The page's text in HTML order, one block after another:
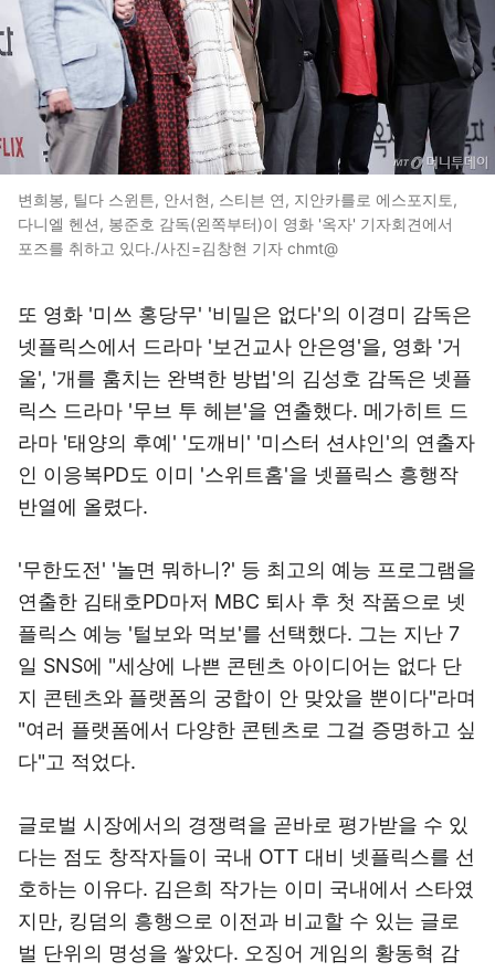
변희봉, 틸다 스윈튼, 안서현, 스티븐 연, 지안카를로 에스포지토,
다니엘 헨션, 봉준호 감독(왼쪽부터)이 영화 '옥자' 기자회견에서
포즈를 취하고 있다./사진=김창현 기자 chmt@
또 영화 '미쓰 홍당무' '비밀은 없다'의 이경미 감독은
넷플릭스에서 드라마 '보건교사 안은영'을, 영화 '거
울', '개를 훔치는 완벽한 방법'의 김성호 감독은 넷플
릭스 드라마 '무브 투 헤븐'을 연출했다. 메가히트 드
라마 '태양의 후예' '도깨비' '미스터 션샤인'의 연출자
인 이응복PD도 이미 '스위트홈'을 넷플릭스 흥행작
반열에 올렸다.
'무한도전' '놀면 뭐하니?' 등 최고의 예능 프로그램을
연출한 김태호PD마저 MBC 퇴사 후 첫 작품으로 넷
플릭스 예능 '털보와 먹보'를 선택했다. 그는 지난 7
일 SNS에 "세상에 나쁜 콘텐츠 아이디어는 없다 단
지 콘텐츠와 플랫폼의 궁합이 안 맞았을 뿐이다"라며
"여러 플랫폼에서 다양한 콘텐츠로 그걸 증명하고 싶
다"고 적었다.
글로벌 시장에서의 경쟁력을 곧바로 평가받을 수 있
다는 점도 창작자들이 국내 OTT 대비 넷플릭스를 선
호하는 이유다. 김은희 작가는 이미 국내에서 스타였
지만, 킹덤의 흥행으로 이전과 비교할 수 있는 글로
벌 단위의 명성을 쌓았다. 오징어 게임의 황동혁 감